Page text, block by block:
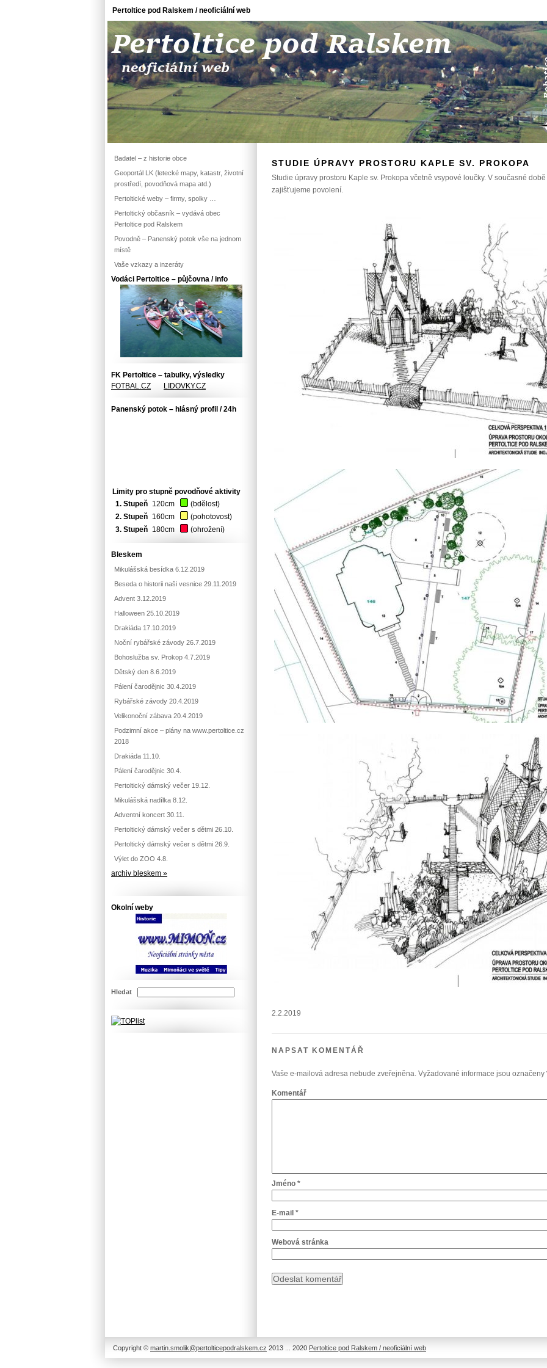
Pertoltice pod Ralskem / neoficiální web
STUDIE ÚPRAVY PROSTORU KAPLE SV. PROKOPA
Studie úpravy prostoru Kaple sv. Prokopa včetně vsypové loučky. V současné
zajišťujeme povolení.
2.2.2019
NAPSAT KOMENTÁŘ
Vaše e-mailová adresa nebude zveřejněna. Vyžadované informace jsou označeny
Komentář
Jméno *
E-mail *
Webová stránka
Badatel – z historie obce
Geoportál LK (letecké mapy, katastr, životní
prostředí, povodňová mapa atd.)
Pertoltické weby – firmy, spolky …
Pertoltický občasník – vydává obec
Pertoltice pod Ralskem
Povodně – Panenský potok vše na jednom
místě
Vaše vzkazy a inzeráty
Vodáci Pertoltice – půjčovna / info
FK Pertoltice – tabulky, výsledky
FOTBAL.CZ
LIDOVKY.CZ
Panenský potok – hlásný profil / 24h
Limity pro stupně povodňové aktivity
1. Stupeň 120cm
(bdělost)
2. Stupeň 160cm
(pohotovost)
3. Stupeň 180cm (ohrožení)
Bleskem
Mikulášská besídka 6.12.2019
Beseda o historii naši vesnice 29.11.2019
Advent 3.12.2019
Halloween 25.10.2019
Drakiáda 17.10.2019
Noční rybářské závody 26.7.2019
Bohoslužba sv. Prokop 4.7.2019
Dětský den 8.6.2019
Pálení čarodějnic 30.4.2019
Rybářské závody 20.4.2019
Velikonoční zábava 20.4.2019
Podzimní akce – plány na www.pertoltice.cz
2018
Drakiáda 11.10.
Pálení čarodějnic 30.4.
Pertoltický dámský večer 19.12.
Mikulášská nadílka 8.12.
Adventní koncert 30.11.
Pertoltický dámský večer s dětmi 26.10.
Pertoltický dámský večer s dětmi 26.9.
Výlet do ZOO 4.8.
archiv bleskem »
Okolní weby
Hledat
Copyright © martin.smolik@pertolticepodralskem.cz 2013 ... 2020 Pertoltice pod Ralskem / neoficiální web